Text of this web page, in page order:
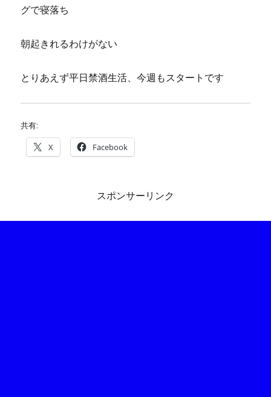
グで寝落ち
朝起きれるわけがない
とりあえず平日禁酒生活、今週もスタートです
共有:
X Facebook
スポンサーリンク